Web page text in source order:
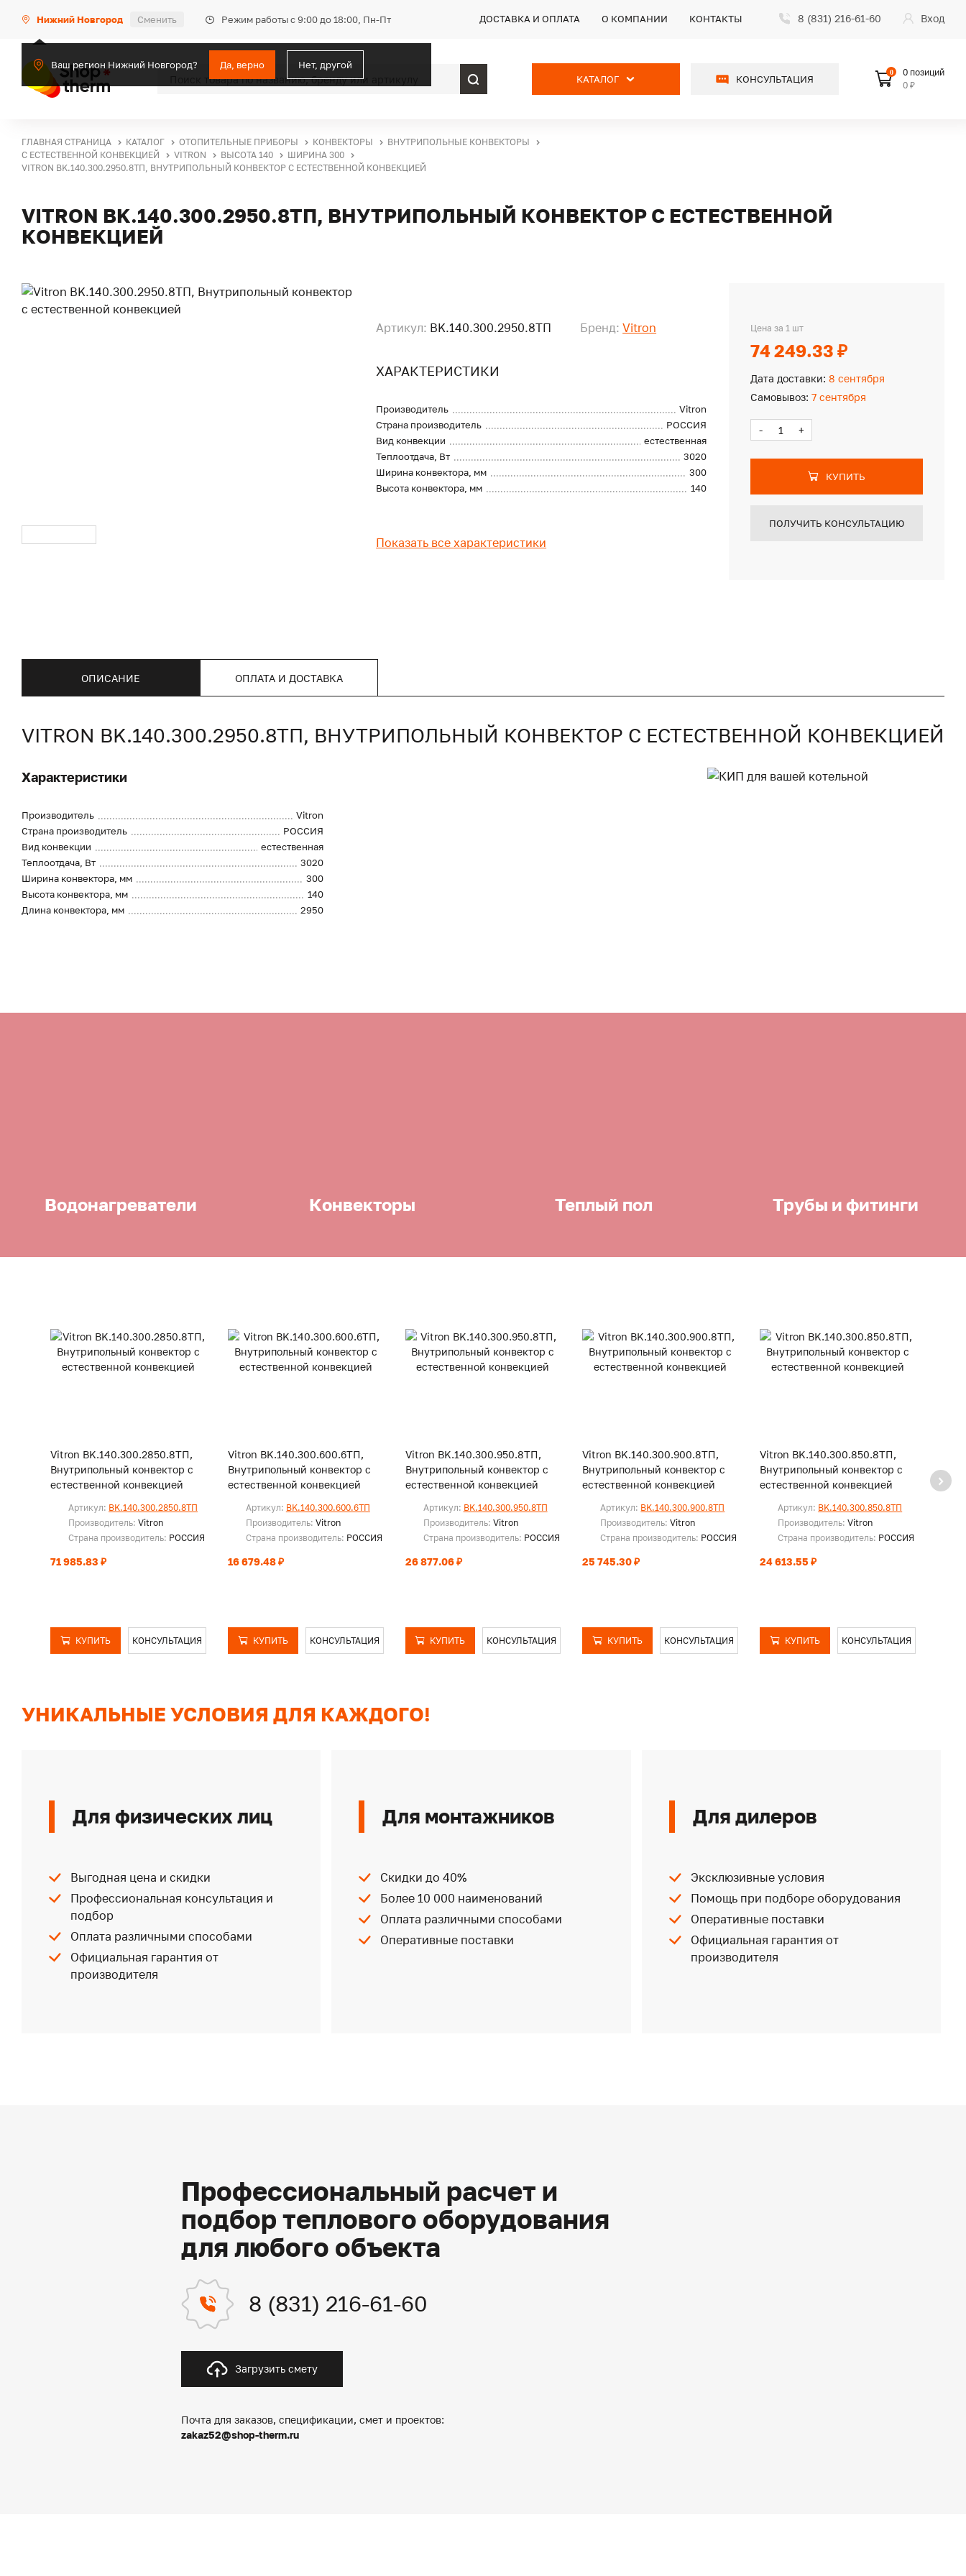
Нижний Новгород Сменить Режим работы с 9:00 до 18:00, Пн-Пт
Ваш регион Нижний Новгород? Да, верно Нет, другой
ДОСТАВКА И ОПЛАТА О КОМПАНИИ КОНТАКТЫ 8 (831) 216-61-60 Вход
КАТАЛОГ КОНСУЛЬТАЦИЯ
0
0 позиций
0 ₽
ГЛАВНАЯ СТРАНИЦА КАТАЛОГ ОТОПИТЕЛЬНЫЕ ПРИБОРЫ КОНВЕКТОРЫ
ВНУТРИПОЛЬНЫЕ КОНВЕКТОРЫ
С ЕСТЕСТВЕННОЙ КОНВЕКЦИЕЙ
VITRON ВЫСОТА 140
ШИРИНА 300
VITRON BK.140.300.2950.8ТП, ВНУТРИПОЛЬНЫЙ КОНВЕКТОР С ЕСТЕСТВЕННОЙ КОНВЕКЦИЕЙ
VITRON BK.140.300.2950.8ТП, ВНУТРИПОЛЬНЫЙ КОНВЕКТОР С ЕСТЕСТВЕННОЙ
КОНВЕКЦИЕЙ
Артикул: BK.140.300.2950.8ТП Бренд: Vitron
ХАРАКТЕРИСТИКИ
Производитель
Vitron
Страна производитель
РОССИЯ
Вид конвекции
естественная
Теплоотдача, Вт
3020
Ширина конвектора, мм
300
Высота конвектора, мм
140
Показать все характеристики
Цена за 1 шт
74 249.33 ₽
Дата доставки: 8 сентября
Самовывоз: 7 сентября
- +
КУПИТЬ
ПОЛУЧИТЬ КОНСУЛЬТАЦИЮ
ОПИСАНИЕ ОПЛАТА И ДОСТАВКА
VITRON BK.140.300.2950.8ТП, ВНУТРИПОЛЬНЫЙ КОНВЕКТОР С ЕСТЕСТВЕННОЙ КОНВЕКЦИЕЙ
Характеристики
Производитель
Vitron
Страна производитель
РОССИЯ
Вид конвекции
естественная
Теплоотдача, Вт
3020
Ширина конвектора, мм
300
Высота конвектора, мм
140
Длина конвектора, мм
2950
Водонагреватели Конвекторы Теплый пол Трубы и фитинги
Vitron BK.140.300.2850.8ТП,
Внутрипольный конвектор с
естественной конвекцией
Артикул: BK.140.300.2850.8ТП
Производитель: Vitron
Страна производитель: РОССИЯ
71 985.83 ₽
КУПИТЬ КОНСУЛЬТАЦИЯ
Vitron BK.140.300.600.6ТП,
Внутрипольный конвектор с
естественной конвекцией
Артикул: BK.140.300.600.6ТП
Производитель: Vitron
Страна производитель: РОССИЯ
16 679.48 ₽
КУПИТЬ КОНСУЛЬТАЦИЯ
Vitron BK.140.300.950.8ТП,
Внутрипольный конвектор с
естественной конвекцией
Артикул: BK.140.300.950.8ТП
Производитель: Vitron
Страна производитель: РОССИЯ
26 877.06 ₽
КУПИТЬ КОНСУЛЬТАЦИЯ
Vitron BK.140.300.900.8ТП,
Внутрипольный конвектор с
естественной конвекцией
Артикул: BK.140.300.900.8ТП
Производитель:Vitron
Страна производитель: РОССИЯ
25 745.30 ₽
КУПИТЬ КОНСУЛЬТАЦИЯ
Vitron BK.140.300.850.8ТП,
Внутрипольный конвектор с
естественной конвекцией
Артикул: BK.140.300.850.8ТП
Производитель:Vitron
Страна производитель: РОССИЯ
24 613.55 ₽
КУПИТЬ КОНСУЛЬТАЦИЯ
УНИКАЛЬНЫЕ УСЛОВИЯ ДЛЯ КАЖДОГО!
Для физических лиц
Выгодная цена и скидки
Профессиональная консультация и
подбор
Оплата различными способами
Официальная гарантия от
производителя
Для монтажников
Скидки до 40%
Более 10 000 наименований
Оплата различными способами
Оперативные поставки
Для дилеров
Эксклюзивные условия
Помощь при подборе оборудования
Оперативные поставки
Официальная гарантия от
производителя
Профессиональный расчет и
подбор теплового оборудования
для любого объекта
8 (831) 216-61-60
Загрузить смету
Почта для заказов, спецификации, смет и проектов:
zakaz52@shop-therm.ru